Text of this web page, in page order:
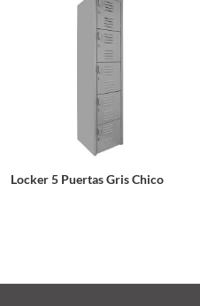
Locker 5 Puertas Gris Chico